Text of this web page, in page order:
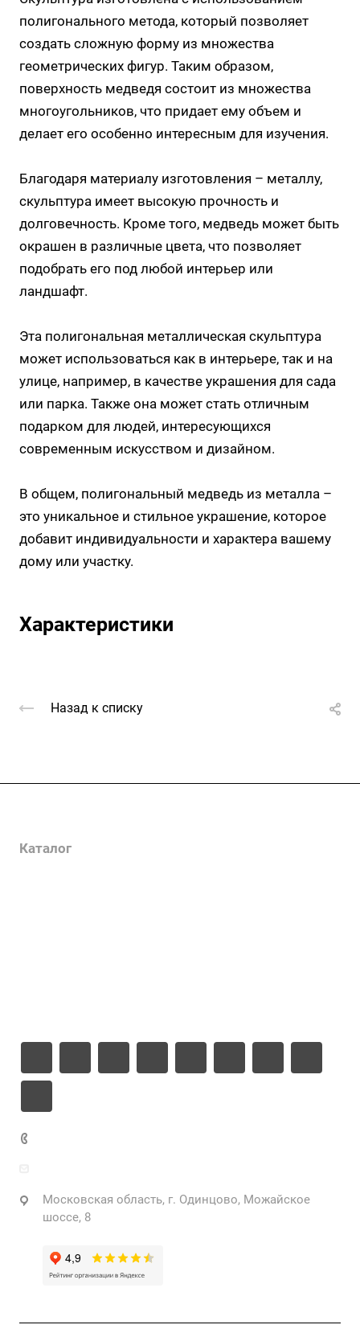
полигонального метода, который позволяет
создать сложную форму из множества
геометрических фигур. Таким образом,
поверхность медведя состоит из множества
многоугольников, что придает ему объем и
делает его особенно интересным для изучения.
Благодаря материалу изготовления – металлу,
скульптура имеет высокую прочность и
долговечность. Кроме того, медведь может быть
окрашен в различные цвета, что позволяет
подобрать его под любой интерьер или
ландшафт.
Эта полигональная металлическая скульптура
может использоваться как в интерьере, так и на
улице, например, в качестве украшения для сада
или парка. Также она может стать отличным
подарком для людей, интересующихся
современным искусством и дизайном.
В общем, полигональный медведь из металла –
это уникальное и стильное украшение, которое
добавит индивидуальности и характера вашему
дому или участку.
Характеристики
Назад к списку
Каталог
Московская область, г. Одинцово, Можайское
шоссе, 8